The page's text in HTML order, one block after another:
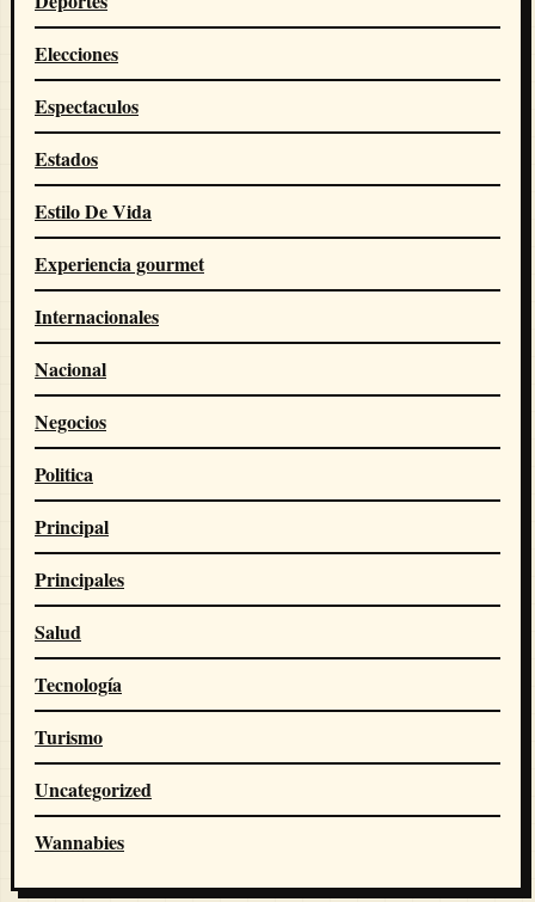
Elecciones
Espectaculos
Estados
Estilo De Vida
Experiencia gourmet
Internacionales
Nacional
Negocios
Politica
Principal
Principales
Salud
Tecnología
Turismo
Uncategorized
Wannabies